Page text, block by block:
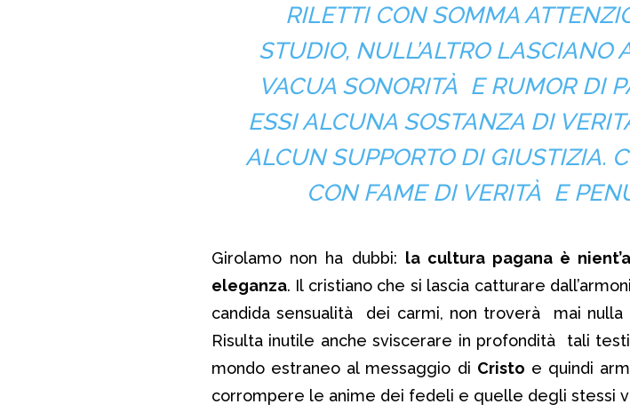
RILETTI CON SOMMA
STUDIO, NULL’ALTRO LASCIANO
VACUA SONORITÀ E RUMOR DI
ESSI ALCUNA SOSTANZA DI
ALCUN SUPPORTO DI GIUSTIZIA.
CON FAME DI VERITÀ E
Girolamo non ha dubbi: la cultura pagana è
eleganza. Il cristiano che si lascia catturare
candida sensualità dei carmi, non troverà mai nulla
Risulta inutile anche sviscerare in profondità tali
mondo estraneo al messaggio di Cristo e quindi
corrompere le anime dei fedeli e quelle degli stessi